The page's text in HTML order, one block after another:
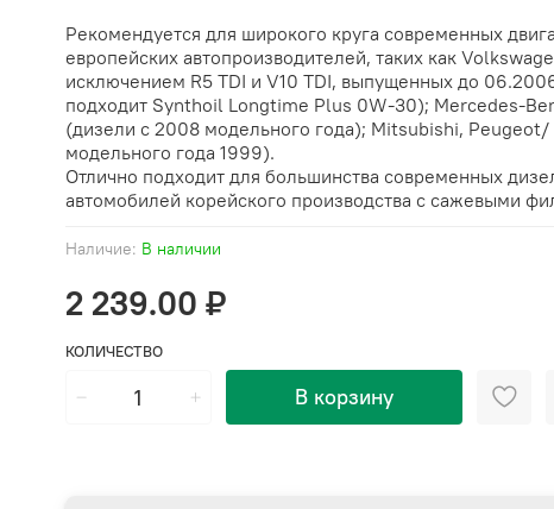
Наличие: В наличии
2 239.00 ₽
КОЛИЧЕСТВО
В корзину
Рекомендуется для широкого круга современных
европейских автопроизводителей, таких как
исключением R5 TDI и V10 TDI, выпущенных до
подходит Synthoil Longtime Plus 0W-30); Mercedes-
(дизели с 2008 модельного года); Mitsubishi,
модельного года 1999).
Отлично подходит для большинства современных
автомобилей корейского производства с сажевыми